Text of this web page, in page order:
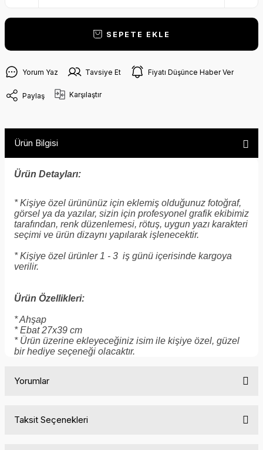
SEPETE EKLE
Yorum Yaz Tavsiye Et Fiyatı Düşünce Haber Ver
Paylaş Karşılaştır
Ürün Bilgisi
Ürün Detayları:
* Kişiye özel ürününüz için eklemiş olduğunuz fotoğraf,
görsel ya da yazılar, sizin için profesyonel grafik ekibimiz
tarafından, renk düzenlemesi, rötuş, uygun yazı karakteri
seçimi ve ürün dizaynı yapılarak işlenecektir.
* Kişiye özel ürünler 1 - 3 iş günü içerisinde kargoya
verilir.
Ürün Özellikleri:
* Ahşap
* Ebat 27x39 cm
* Ürün üzerine ekleyeceğiniz isim ile kişiye özel, güzel
bir hediye seçeneği olacaktır.
Yorumlar
Taksit Seçenekleri